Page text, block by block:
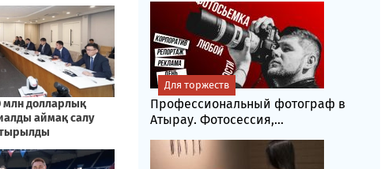
Профессиональный фотограф в
Атырау. Фотосессия,...
Для торжеств